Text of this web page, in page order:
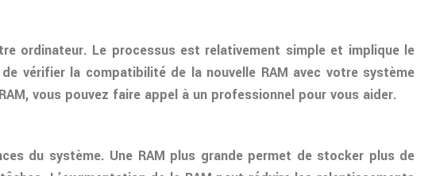
ordinateur. Le processus est relativement simple et implique le
vérifier la compatibilité de la nouvelle RAM avec votre système
vous pouvez faire appel à un professionnel pour vous aider.
du système. Une RAM plus grande permet de stocker plus de